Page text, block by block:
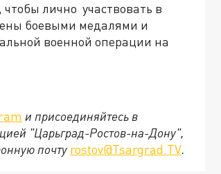
лично участвовать в
боевыми медалями и
военной операции на
и присоединяйтесь в
"Царьград-Ростов-на-Дону",
почту rostov@Tsargrad.ТV.